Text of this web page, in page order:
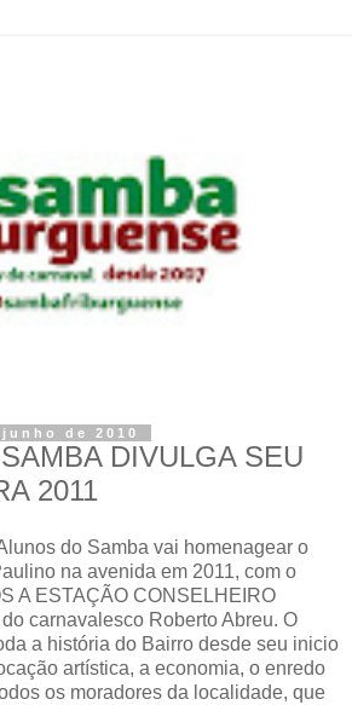
de 2010
DIVULGA SEU
2011
do Samba vai homenagear o
na avenida em 2011, com o
A ESTAÇÃO CONSELHEIRO
carnavalesco Roberto Abreu. O
a história do Bairro desde seu inicio
artística, a economia, o enredo
os moradores da localidade, que